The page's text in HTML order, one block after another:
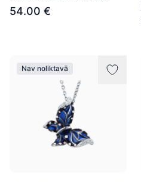
54.00 €
Nav noliktavā